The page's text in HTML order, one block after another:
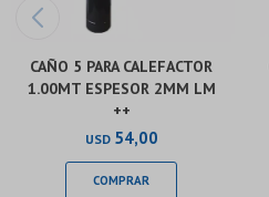
CAÑO 5 PARA CALEFACTOR
1.00MT ESPESOR 2MM LM
++
USD 54,00